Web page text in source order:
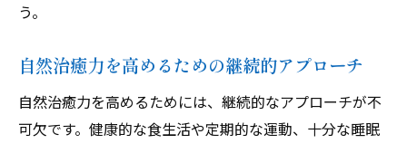
う。
自然治癒力を高めるための継続的アプローチ
自然治癒力を高めるためには、継続的なアプローチが不
可欠です。健康的な食生活や定期的な運動、十分な睡眠